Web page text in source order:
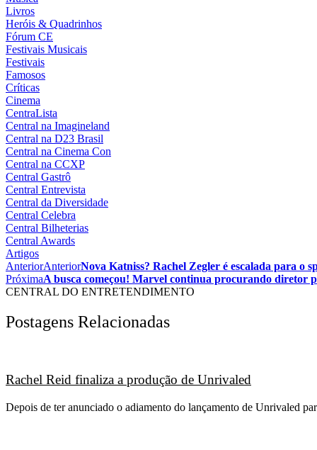
Livros
Heróis & Quadrinhos
Fórum CE
Festivais Musicais
Festivais
Famosos
Críticas
Cinema
CentraLista
Central na Imagineland
Central na D23 Brasil
Central na Cinema Con
Central na CCXP
Central Gastrô
Central Entrevista
Central da Diversidade
Central Celebra
Central Bilheterias
Central Awards
Artigos
AnteriorAnteriorNova Katniss? Rachel Zegler é escalada para o
PróximaA busca começou! Marvel continua procurando diretor
CENTRAL DO ENTRETENDIMENTO
Postagens Relacionadas
Rachel Reid finaliza a produção de Unrivaled
Depois de ter anunciado o adiamento do lançamento de Unrivaled